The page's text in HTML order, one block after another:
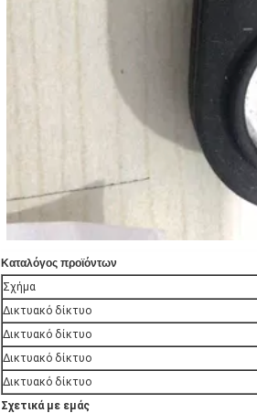
Καταλόγος προϊόντων
Σχήμα
Δικτυακό δίκτυο
Δικτυακό δίκτυο
Δικτυακό δίκτυο
Δικτυακό δίκτυο
Σχετικά με εμάς